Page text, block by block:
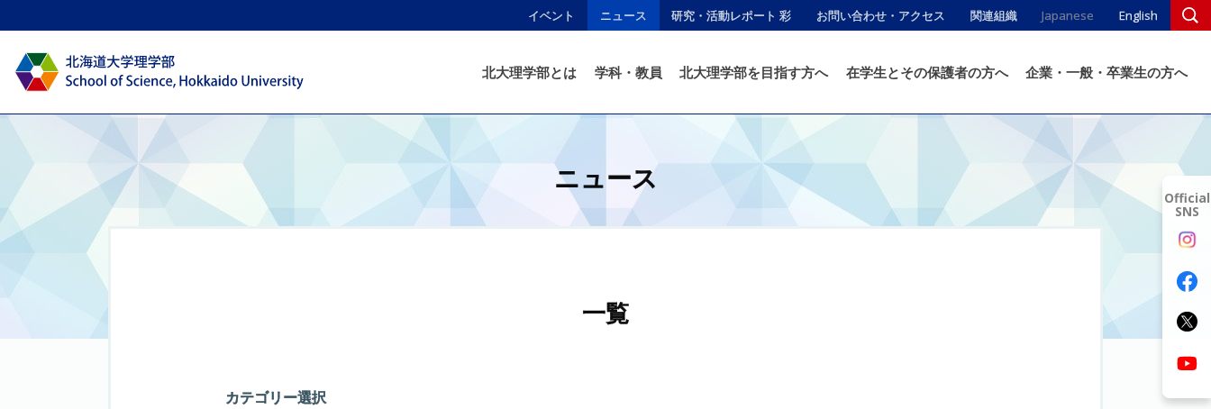
イベント ニュース 研究・活動レポート 彩 お問い合わせ・アクセス 関連組織 Japanese English
北大理学部とは 学科・教員 北大理学部を目指す方へ 在学生とその保護者の方へ 企業・一般・卒業生の方へ
ニュース
一覧
カテゴリー選択
Official
SNS